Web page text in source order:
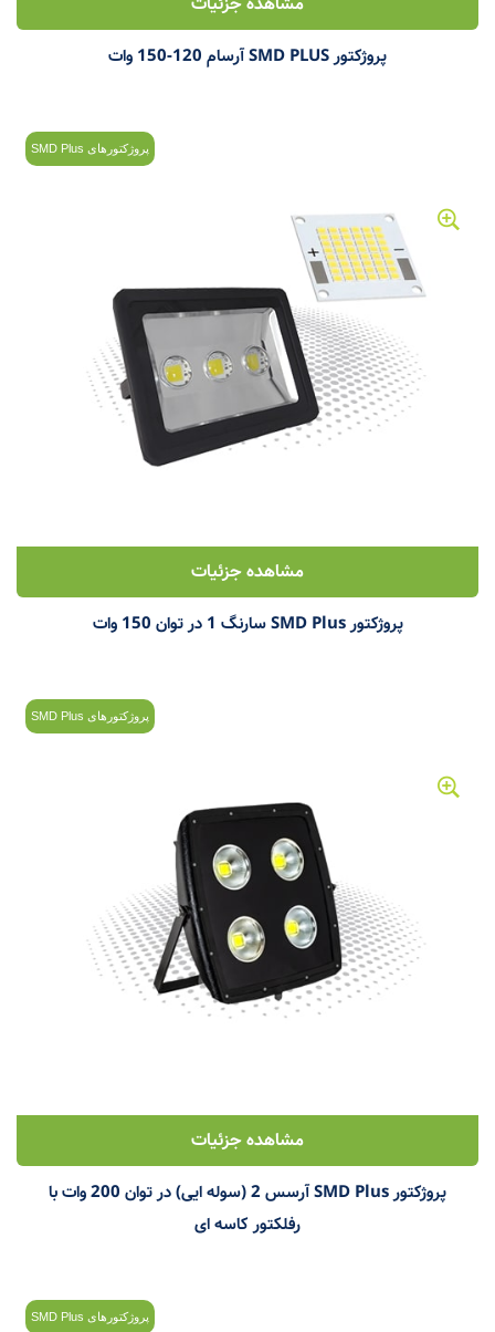
پروژکتور SMD PLUS آرسام 120-150 وات
پروژکتورهای SMD Plus
مشاهده جزئیات
پروژکتور SMD Plus سارنگ 1 در توان 150 وات
پروژکتورهای SMD Plus
مشاهده جزئیات
پروژکتور SMD Plus آرسس 2 (سوله ایی) در توان 200 وات با
رفلکتور کاسه ای
پروژکتورهای SMD Plus